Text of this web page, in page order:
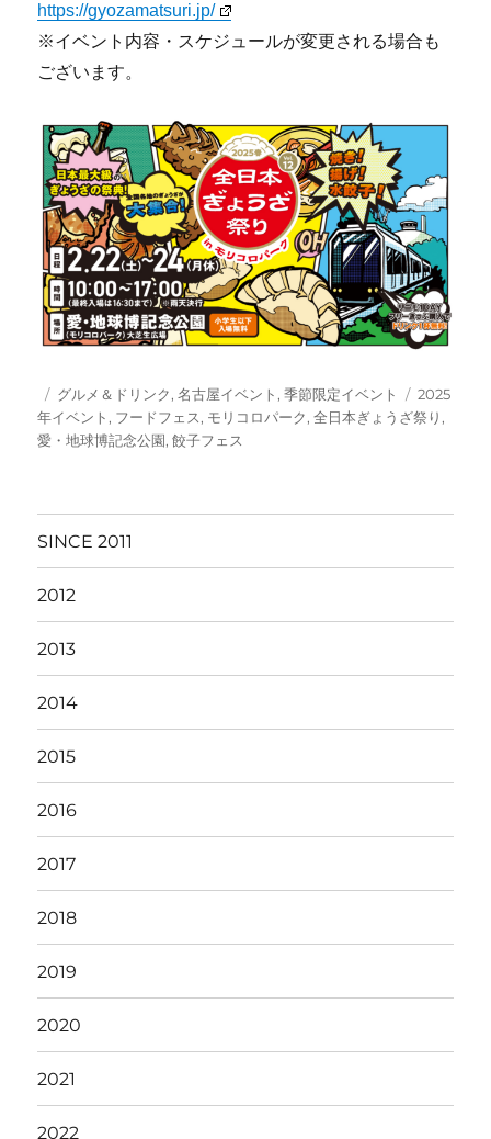
https://gyozamatsuri.jp/
※イベント内容・スケジュールが変更される場合も
ございます。
投
稿
日:
カ
テ
ゴ
グルメ＆ドリンク,名古屋イベント,季節限定イベント
タ
グ
2025
年イベント, フードフェス, モリコロパーク,全日本ぎょうざ祭り,
愛・地球博記念公園,餃子フェス
SINCE 2011
2012
2013
2014
2015
2016
2017
2018
2019
2020
2021
2022